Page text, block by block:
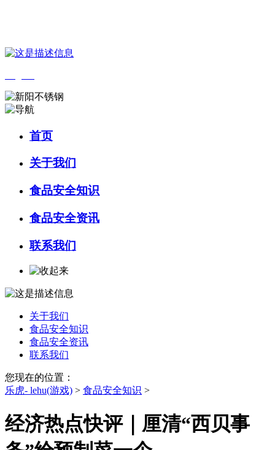
首页
关于我们
食品安全知识
食品安全资讯
联系我们
关于我们
食品安全知识
食品安全资讯
联系我们
您现在的位置：
乐虎- lehu(游戏) > 食品安全知识 >
经济热点快评｜厘清“西贝事